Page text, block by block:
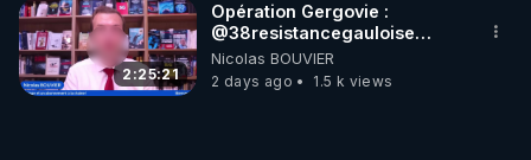
2:25:21
Opération Gergovie :
‪@38resistancegauloise‬
‪@MarionSigautOfficiel‬
‪@gladysriifard5710‬ Laëtitia
Nicolas BOUVIER
2 days ago
1.5 k views